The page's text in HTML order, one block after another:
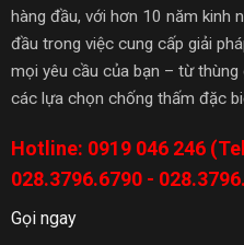
hàng đầu, với hơn 10 năm kinh
đầu trong việc cung cấp giải
mọi yêu cầu của bạn – từ
các lựa chọn chống thấm đặc
Hotline: 0919 046 246
028.3796.6790 -
Gọi ngay